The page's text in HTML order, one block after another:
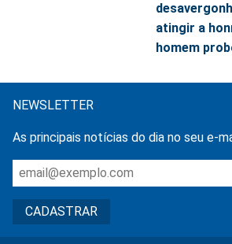
atingir a
homem
NEWSLETTER
As principais notícias do dia no seu e-